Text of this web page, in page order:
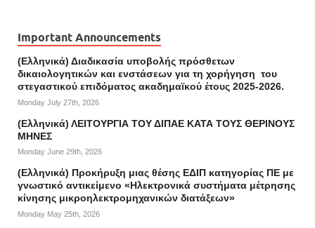
Important Announcements
(Ελληνικά) Διαδικασία υποβολής πρόσθετων
δικαιολογητικών και ενστάσεων για τη χορήγηση του
στεγαστικού επιδόματος ακαδημαϊκού έτους 2025-2026.
Monday July 27th, 2026
(Ελληνικά) ΛΕΙΤΟΥΡΓΙΑ ΤΟΥ ΔΙΠΑΕ ΚΑΤΑ ΤΟΥΣ ΘΕΡΙΝΟΥΣ
ΜΗΝΕΣ
Monday June 29th, 2026
(Ελληνικά) Προκήρυξη μιας θέσης ΕΔΙΠ κατηγορίας ΠΕ με
γνωστικό αντικείμενο «Ηλεκτρονικά συστήματα μέτρησης
κίνησης μικροηλεκτρομηχανικών διατάξεων»
Monday May 25th, 2026